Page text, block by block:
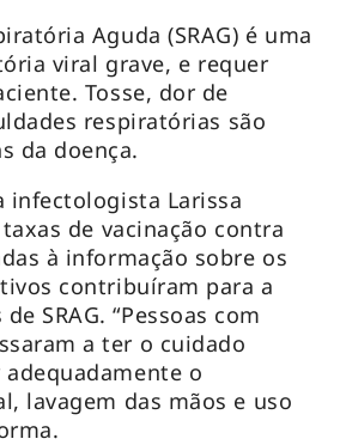
Aguda (SRAG) é uma
viral grave, e requer
Tosse, dor de
respiratórias são
da doença.
infectologista Larissa
de vacinação contra
à informação sobre os
contribuíram para a
SRAG. “Pessoas com
a ter o cuidado
o
lavagem das mãos e uso